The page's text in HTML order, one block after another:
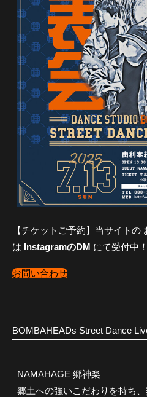
【チケットご予約】当サイトの
は InstagramのDM にて受付中！
お問い合わせ
BOMBAHEADs Street Dance
NAMAHAGE 郷神楽
郷土への強いこだわりを持ち